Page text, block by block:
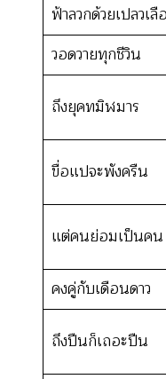
ฟ้าลวกด้วยเปลวเลื
วอดวายทุกชีวิน
ถึงยุคทมิฬมาร
ขื่อแปจะพังครืน
แต่คนย่อมเป็นคน
คงคู่กับเดือนดาว
ถึงปืนก็เถอะปืน